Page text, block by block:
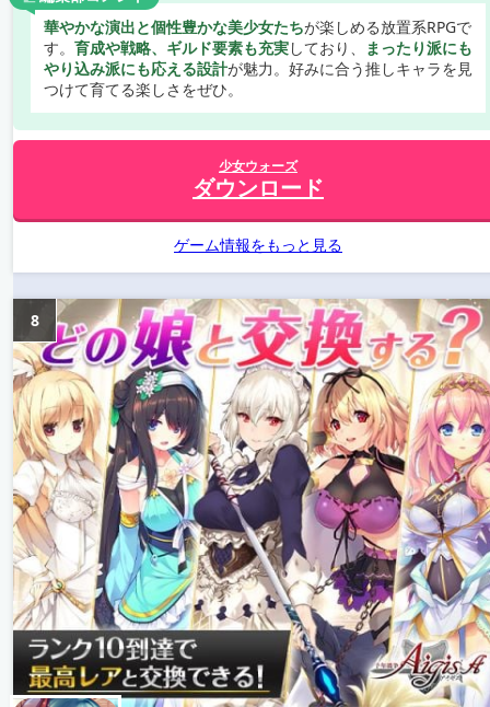
華やかな演出と個性豊かな美少女たちが楽しめる放置系RPGで
す。 育成や戦略、ギルド要素も充実しており、
まったり派にも
やり込み派にも応える設計が魅力。好みに合う推しキャラを見
つけて育てる楽しさをぜひ。
少女ウォーズ
ダウンロード
ゲーム情報をもっと見る
8